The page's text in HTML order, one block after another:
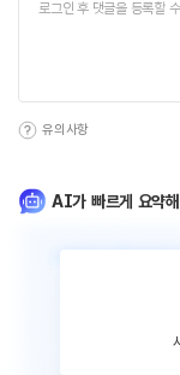
유의사항
AI가 빠르게 요약